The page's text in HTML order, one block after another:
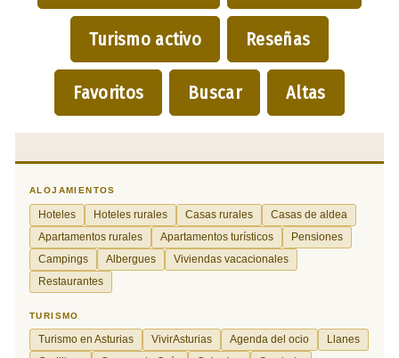
Turismo activo Reseñas
Favoritos Buscar Altas